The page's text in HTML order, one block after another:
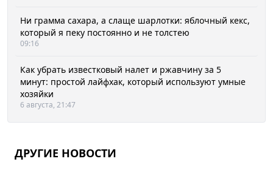
Ни грамма сахара, а слаще шарлотки: яблочный кекс,
который я пеку постоянно и не толстею
09:16
Как убрать известковый налет и ржавчину за 5
минут: простой лайфхак, который используют умные
хозяйки
6 августа, 21:47
ДРУГИЕ НОВОСТИ